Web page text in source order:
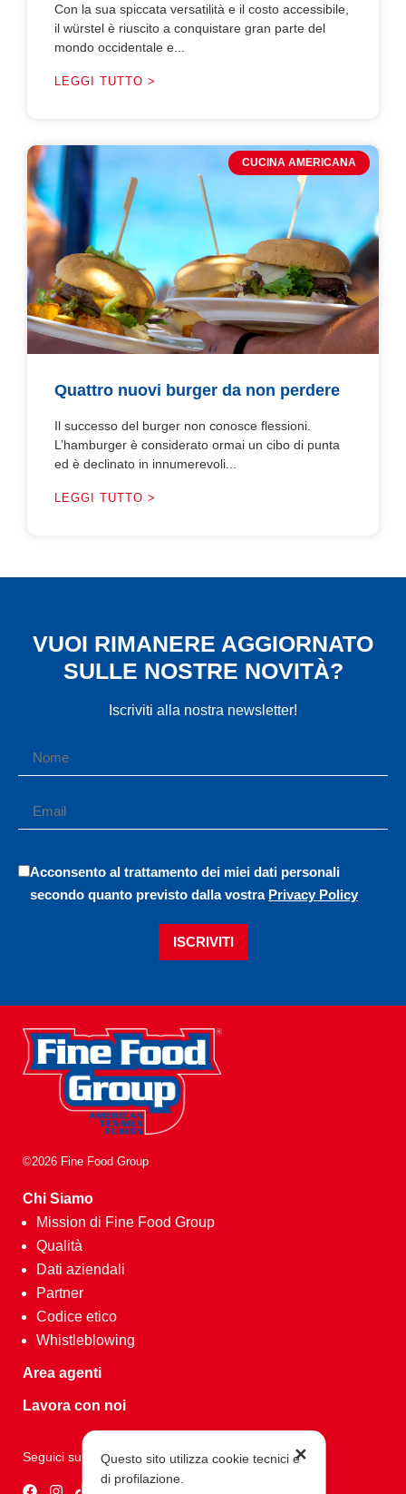
Con la sua spiccata versatilità e il costo accessibile,
il würstel è riuscito a conquistare gran parte del
mondo occidentale e...
LEGGI TUTTO >
CUCINA AMERICANA
Quattro nuovi burger da non perdere
Il successo del burger non conosce flessioni.
L’hamburger è considerato ormai un cibo di punta
ed è declinato in innumerevoli...
LEGGI TUTTO >
VUOI RIMANERE AGGIORNATO
SULLE NOSTRE NOVITÀ?
Iscriviti alla nostra newsletter!
Acconsento al trattamento dei miei dati personali
secondo quanto previsto dalla vostra Privacy Policy
ISCRIVITI
©2026 Fine Food Group
Chi Siamo
Mission di Fine Food Group
Qualità
Dati aziendali
Partner
Codice etico
Whistleblowing
Area agenti
Lavora con noi
Seguici su ✕
Questo sito utilizza cookie tecnici e
di profilazione.